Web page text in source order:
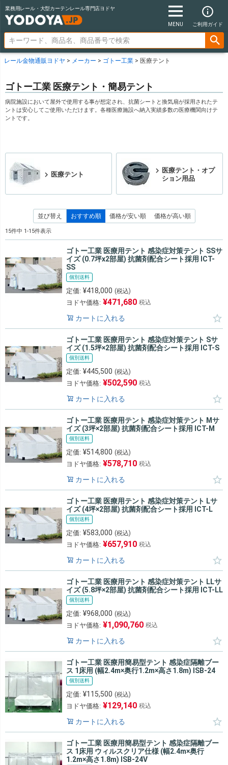
業務用レール・大型カーテンレール専門店ヨドヤ
MENU ご利用ガイド
レール金物通販ヨドヤ メーカー ゴトー工業 医療テント
ゴトー工業 医療テント・簡易テント
病院施設において屋外で使用する事が想定され、抗菌シートと換気扇が採用されたテ
ントは安心してご使用いただけます。各種医療施設へ納入実績多数の医療機関向けテ
ントです。
医療テント
医療テント・オプ
ション用品
並び替え おすすめ順 価格が安い順 価格が高い順
15件中 1-15件表示
ゴトー工業 医療用テント 感染症対策テント SSサ
イズ (0.7坪x2部屋) 抗菌剤配合シート採用 ICT-
SS
個別送料
定価: ¥418,000 (税込)
ヨドヤ価格: ¥471,680 税込
カートに入れる
ゴトー工業 医療用テント 感染症対策テント Sサ
イズ (1.5坪×2部屋) 抗菌剤配合シート採用 ICT-S
個別送料
定価: ¥445,500 (税込)
ヨドヤ価格: ¥502,590 税込
カートに入れる
ゴトー工業 医療用テント 感染症対策テント Mサ
イズ (3坪×2部屋) 抗菌剤配合シート採用 ICT-M
個別送料
定価: ¥514,800 (税込)
ヨドヤ価格: ¥578,710 税込
カートに入れる
ゴトー工業 医療用テント 感染症対策テント Lサ
イズ (4坪×2部屋) 抗菌剤配合シート採用 ICT-L
個別送料
定価: ¥583,000 (税込)
ヨドヤ価格: ¥657,910 税込
カートに入れる
ゴトー工業 医療用テント 感染症対策テント LLサ
イズ (5.8坪×2部屋) 抗菌剤配合シート採用 ICT-LL
個別送料
定価: ¥968,000 (税込)
ヨドヤ価格: ¥1,090,760 税込
カートに入れる
ゴトー工業 医療用簡易型テント 感染症隔離ブー
ス 1床用 (幅2.4m×奥行1.2m×高さ1.8m) ISB-24
個別送料
定価: ¥115,500 (税込)
ヨドヤ価格: ¥129,140 税込
カートに入れる
ゴトー工業 医療用簡易型テント 感染症隔離ブー
ス 1床用 ウィルスクリア仕様 (幅2.4m×奥行
1.2m×高さ1.8m) ISB-24V